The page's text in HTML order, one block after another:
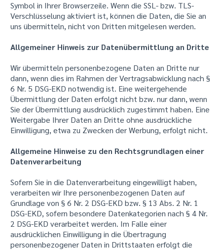
Symbol in Ihrer Browserzeile. Wenn die SSL- bzw. TLS-
Verschlüsselung aktiviert ist, können die Daten, die Sie an
uns übermitteln, nicht von Dritten mitgelesen werden.
Allgemeiner Hinweis zur Datenübermittlung an Dritte
Wir übermitteln personenbezogene Daten an Dritte nur
dann, wenn dies im Rahmen der Vertragsabwicklung nach §
6 Nr. 5 DSG-EKD notwendig ist. Eine weitergehende
Übermittlung der Daten erfolgt nicht bzw. nur dann, wenn
Sie der Übermittlung ausdrücklich zugestimmt haben. Eine
Weitergabe Ihrer Daten an Dritte ohne ausdrückliche
Einwilligung, etwa zu Zwecken der Werbung, erfolgt nicht.
Allgemeine Hinweise zu den Rechtsgrundlagen einer
Datenverarbeitung
Sofern Sie in die Datenverarbeitung eingewilligt haben,
verarbeiten wir Ihre personenbezogenen Daten auf
Grundlage von § 6 Nr. 2 DSG-EKD bzw. § 13 Abs. 2 Nr. 1
DSG-EKD, sofern besondere Datenkategorien nach § 4 Nr.
2 DSG-EKD verarbeitet werden. Im Falle einer
ausdrücklichen Einwilligung in die Übertragung
personenbezogener Daten in Drittstaaten erfolgt die